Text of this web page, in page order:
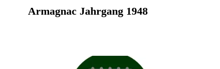
Armagnac Jahrgang 1948